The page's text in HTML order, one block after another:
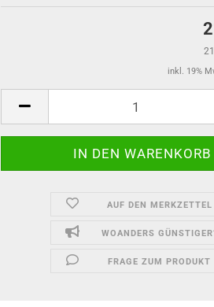
inkl. 19%
AUF DEN MERKZETTEL
WOANDERS
FRAGE ZUM PRODUKT